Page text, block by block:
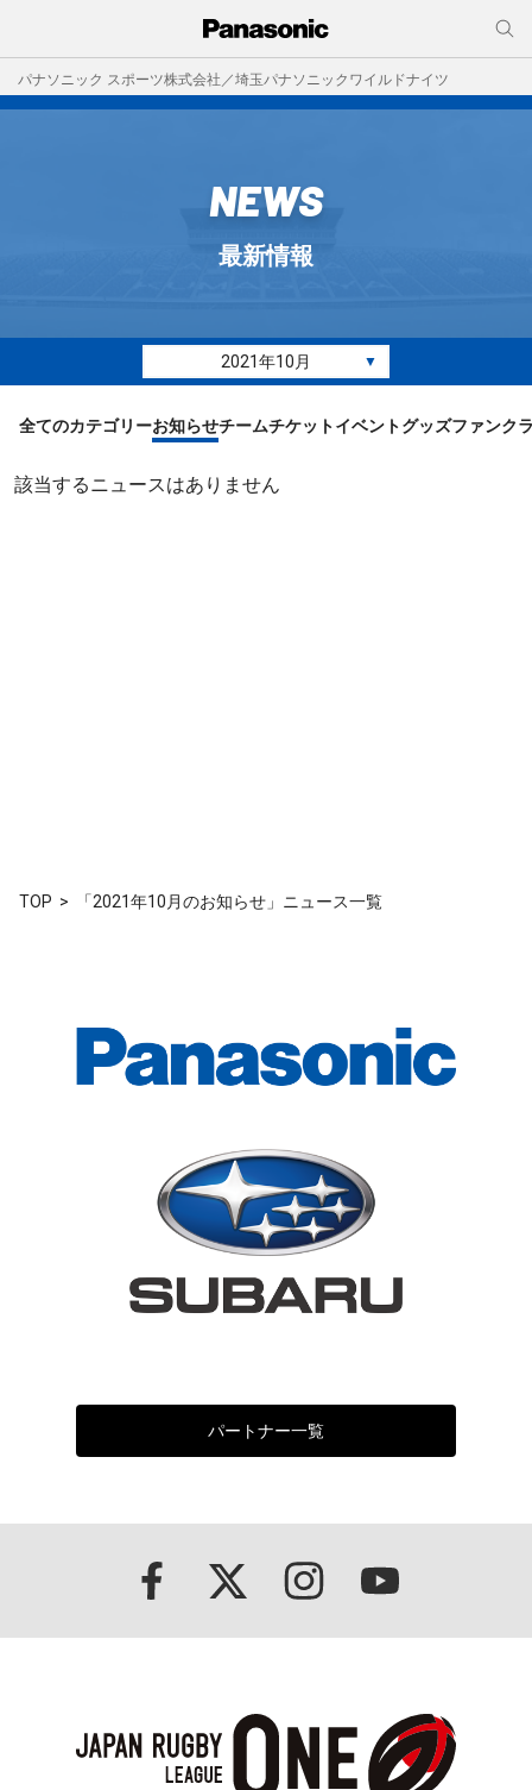
パナソニック スポーツ株式会社／埼玉パナソニックワイルドナイツ
NEWS
最新情報
2021年10月 ▼
全てのカテゴリーお知らせチームチケットイベントグッズファンク
該当するニュースはありません
TOP 「2021年10月のお知らせ」ニュース一覧
パートナー一覧